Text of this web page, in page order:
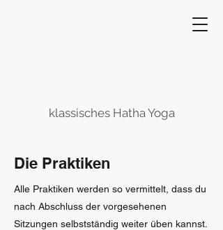
klassisches Hatha Yoga
Die Praktiken
Alle Praktiken werden so vermittelt, dass du
nach Abschluss der vorgesehenen
Sitzungen selbstständig weiter üben kannst.